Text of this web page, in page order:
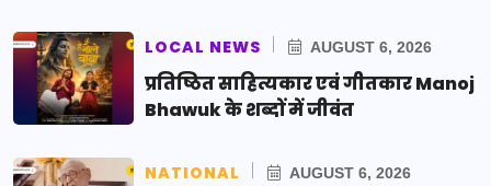
LOCAL NEWS AUGUST 6, 2026
प्रतिष्ठित साहित्यकार एवं गीतकार Manoj
Bhawuk के शब्दों में जीवंत
NATIONAL AUGUST 6, 2026